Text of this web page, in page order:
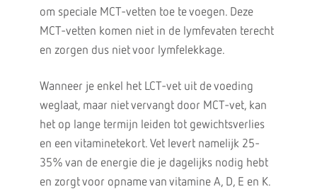
om speciale MCT-vetten toe te voegen. Deze
MCT-vetten komen niet in de lymfevaten terecht
en zorgen dus niet voor lymfelekkage.
Wanneer je enkel het LCT-vet uit de voeding
weglaat, maar niet vervangt door MCT-vet, kan
het op lange termijn leiden tot gewichtsverlies
en een vitaminetekort. Vet levert namelijk 25-
35% van de energie die je dagelijks nodig hebt
en zorgt voor opname van vitamine A, D, E en K.